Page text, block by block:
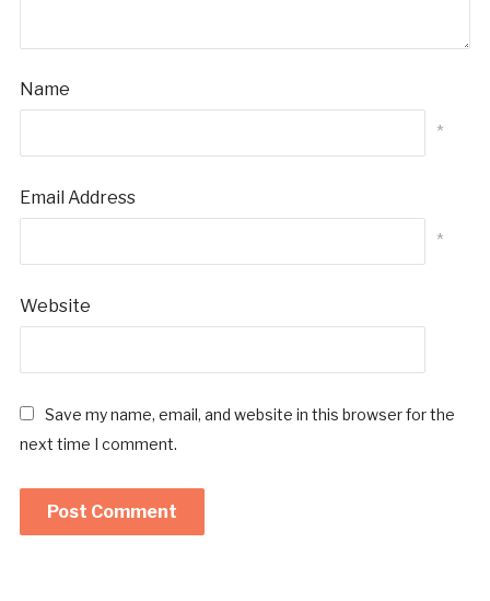
Name
*
Email Address
*
Website
Save my name, email, and website in this browser for the
next time I comment.